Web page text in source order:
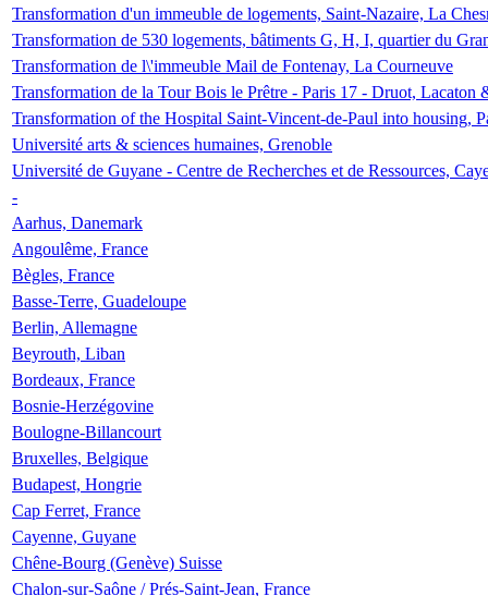
Transformation d'un immeuble de logements, Saint-Nazaire, La
Transformation de 530 logements, bâtiments G, H, I, quartier du
Transformation de l\'immeuble Mail de Fontenay, La Courneuve
Transformation de la Tour Bois le Prêtre - Paris 17 - Druot, Lacaton
Transformation of the Hospital Saint-Vincent-de-Paul into housing,
Université arts & sciences humaines, Grenoble
Université de Guyane - Centre de Recherches et de Ressources,
-
Aarhus, Danemark
Angoulême, France
Bègles, France
Basse-Terre, Guadeloupe
Berlin, Allemagne
Beyrouth, Liban
Bordeaux, France
Bosnie-Herzégovine
Boulogne-Billancourt
Bruxelles, Belgique
Budapest, Hongrie
Cap Ferret, France
Cayenne, Guyane
Chêne-Bourg (Genève) Suisse
Chalon-sur-Saône / Prés-Saint-Jean, France